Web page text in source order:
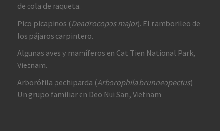
de cola de raqueta.
Pico picapinos (Dendrocopos major). El tamborileo de
los pájaros carpintero.
Algunas aves y mamíferos en Cat Tien National Park,
Vietnam.
Arborófila pechiparda (Arborophila brunneopectus).
Un grupo familiar en Deo Nui San, Vietnam